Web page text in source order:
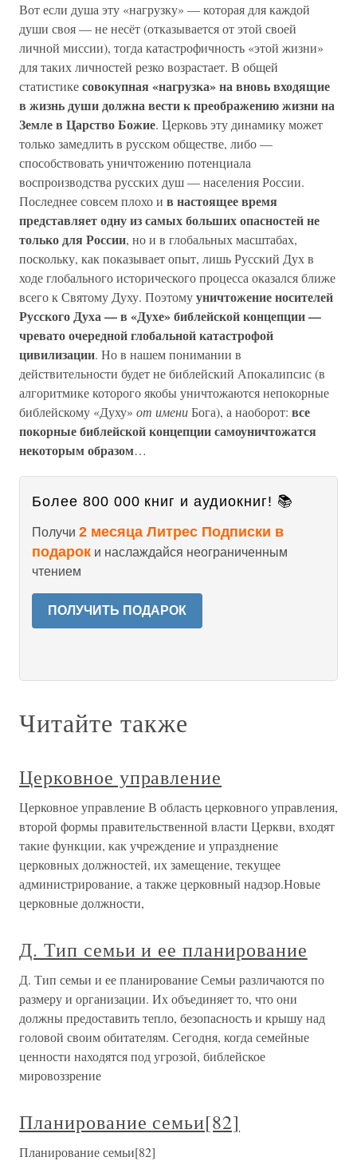
Вот если душа эту «нагрузку» — которая для каждой
души своя — не несёт (отказывается от этой своей
личной миссии), тогда катастрофичность «этой жизни»
для таких личностей резко возрастает. В общей
статистикесовокупная «нагрузка» на вновь входящие
в жизнь души должна вести к преображению жизни на
Земле в Царство Божие. Церковь эту динамику может
только замедлить в русском обществе, либо —
способствовать уничтожению потенциала
воспроизводства русских душ — населения России.
Последнее совсем плохо и в настоящее время
представляет одну из самых больших опасностей не
только для России, но и в глобальных масштабах,
поскольку, как показывает опыт, лишь Русский Дух в
ходе глобального исторического процесса оказался ближе
всего к Святому Духу. Поэтомууничтожение носителей
Русского Духа — в «Духе» библейской концепции —
чревато очередной глобальной катастрофой
цивилизации. Но в нашем понимании в
действительности будет не библейский Апокалипсис (в
алгоритмике которого якобы уничтожаются непокорные
библейскому «Духу» от имениБога), а наоборот: все
покорные библейской концепции самоуничтожатся
некоторым образом…
Более 800 000 книг и аудиокниг! 📚
Получи 2 месяца Литрес Подписки в
подарок и наслаждайся неограниченным
чтением
ПОЛУЧИТЬ ПОДАРОК
Читайте также
Церковное управление
Церковное управление В область церковного управления,
второй формы правительственной власти Церкви, входят
такие функции, как учреждение и упразднение
церковных должностей, их замещение, текущее
администрирование, а также церковный надзор.Новые
церковные должности,
Д. Тип семьи и ее планирование
Д. Тип семьи и ее планирование Семьи различаются по
размеру и организации. Их объединяет то, что они
должны предоставить тепло, безопасность и крышу над
головой своим обитателям. Сегодня, когда семейные
ценности находятся под угрозой, библейское
мировоззрение
Планирование семьи[82]
Планирование семьи[82]